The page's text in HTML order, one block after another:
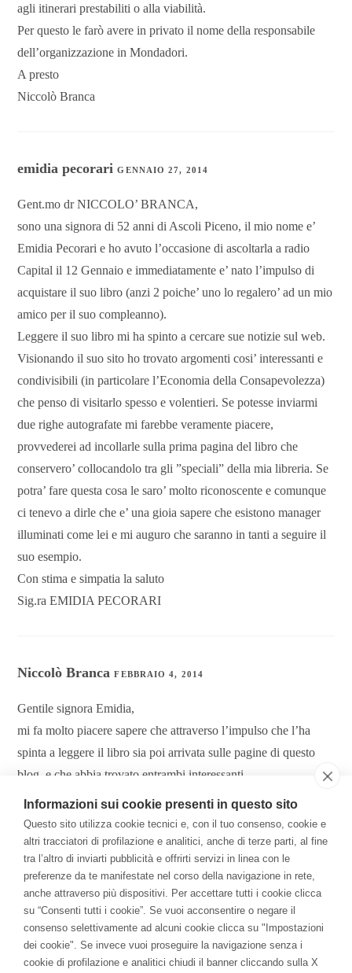
agli itinerari prestabiliti o alla viabilità.
Per questo le farò avere in privato il nome della responsabile
dell’organizzazione in Mondadori.
A presto
Niccolò Branca
emidia pecorariGENNAIO 27, 2014
Gent.mo dr NICCOLO’ BRANCA,
sono una signora di 52 anni di Ascoli Piceno, il mio nome e’
Emidia Pecorari e ho avuto l’occasione di ascoltarla a radio
Capital il 12 Gennaio e immediatamente e’ nato l’impulso di
acquistare il suo libro (anzi 2 poiche’ uno lo regalero’ ad un mio
amico per il suo compleanno).
Leggere il suo libro mi ha spinto a cercare sue notizie sul web.
Visionando il suo sito ho trovato argomenti cosi’ interessanti e
condivisibili (in particolare l’Economia della Consapevolezza)
che penso di visitarlo spesso e volentieri. Se potesse inviarmi
due righe autografate mi farebbe veramente piacere,
provvederei ad incollarle sulla prima pagina del libro che
conservero’ collocandolo tra gli ”speciali” della mia libreria. Se
potra’ fare questa cosa le saro’ molto riconoscente e comunque
ci tenevo a dirle che e’ una gioia sapere che esistono manager
illuminati come lei e mi auguro che saranno in tanti a seguire il
suo esempio.
Con stima e simpatia la saluto
Sig.ra EMIDIA PECORARI
Niccolò BrancaFEBBRAIO 4, 2014
Gentile signora Emidia,
mi fa molto piacere sapere che attraverso l’impulso che l’ha
spinta a leggere il libro sia poi arrivata sulle pagine di questo
blog, e che abbia trovato entrambi interessanti.
Le farò avere prestissimo ciò che mi chiede con tanto simpatico
entusiasmo. E, sin da ora, la ringrazio davvero molto per la
speciale collocazione che ha deciso di riservare al mio libro
nella sua biblioteca.
Un caro saluto
Niccolò Branca
Informazioni sui cookie presenti in questo sito
Questo sito utilizza cookie tecnici e, con il tuo consenso, cookie e
altri tracciatori di profilazione e analitici, anche di terze parti, al fine
tra l’altro di inviarti pubblicità e offrirti servizi in linea con le
preferenze da te manifestate nel corso della navigazione in rete,
anche attraverso più dispositivi. Per accettare tutti i cookie clicca
su “Consenti tutti i cookie”. Se vuoi acconsentire o negare il
consenso selettivamente ad alcuni cookie clicca su "Impostazioni
dei cookie". Se invece vuoi proseguire la navigazione senza i
cookie di profilazione e analitici chiudi il banner cliccando sulla X